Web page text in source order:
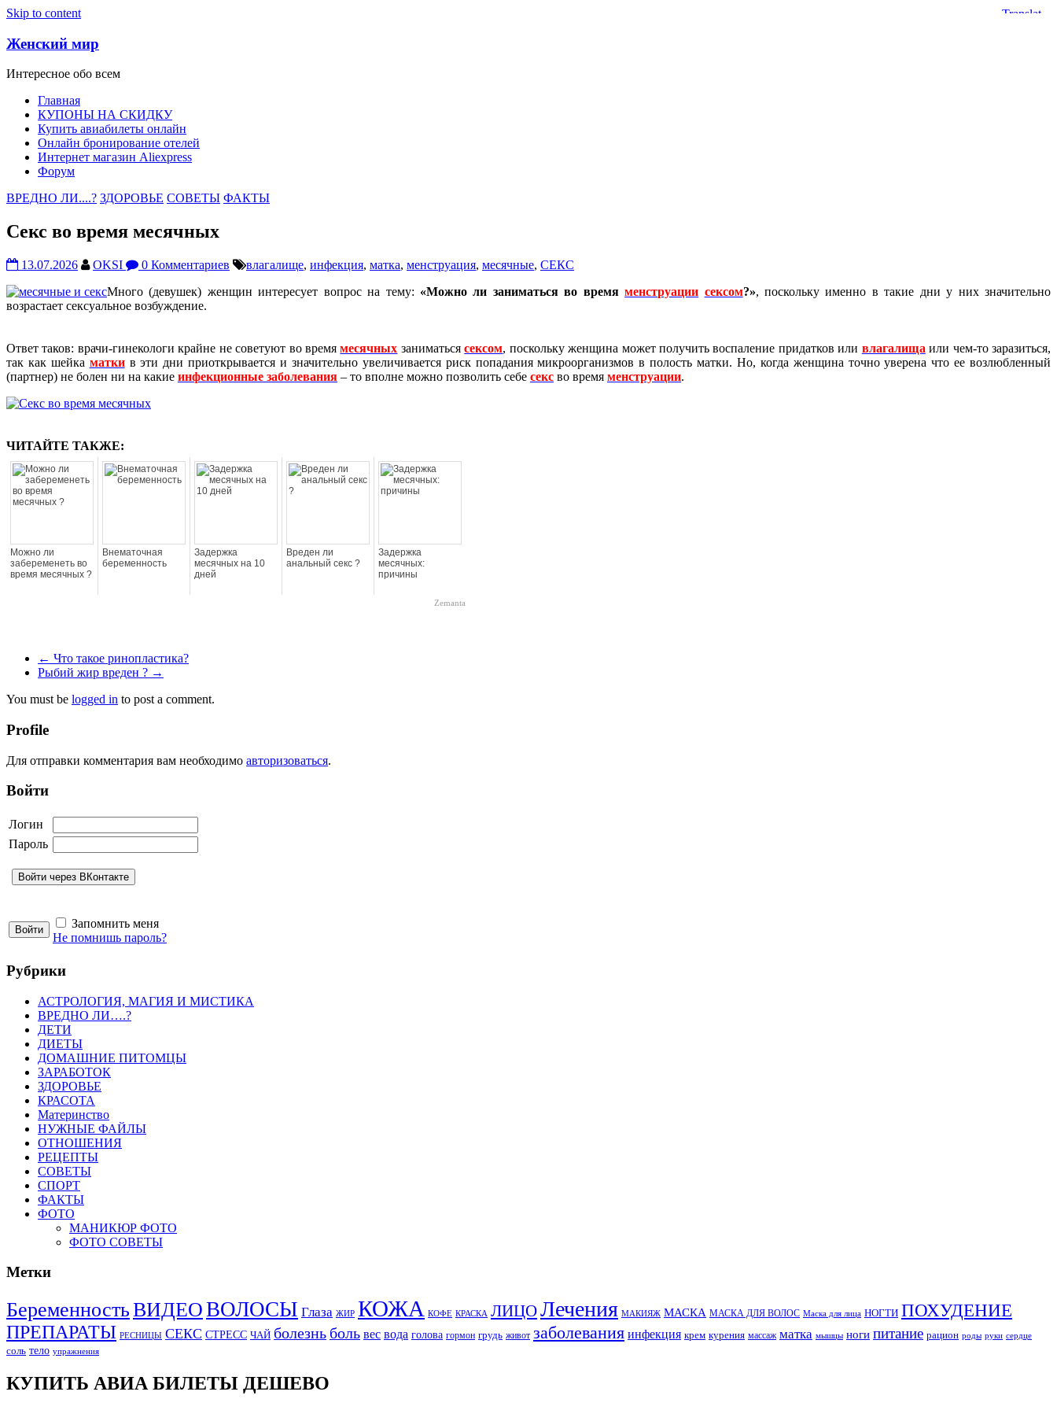
Skip to content
Женский мир
Интересное обо всем
Главная
КУПОНЫ НА СКИДКУ
Купить авиабилеты онлайн
Онлайн бронирование отелей
Интернет магазин Aliexpress
Форум
ВРЕДНО ЛИ....? ЗДОРОВЬЕ СОВЕТЫ ФАКТЫ
Секс во время месячных
13.07.2026 OKSI 0 Комментариев влагалище, инфекция, матка, менструация, месячные, СЕКС
Много (девушек) женщин интересует вопрос на тему: «Можно ли заниматься во времяменструации сексом?», поскольку именно в такие дни у них значительно
возрастает сексуальное возбуждение.
Ответ таков: врачи-гинекологи крайне не советуют во времямесячных заниматьсясексом, поскольку женщина может получить воспаление придатков или влагалища или чем-то заразиться,
так как шейка маткив эти дни приоткрывается и значительно увеличивается риск попадания микроорганизмов в полость матки. Но, когда женщина точно уверена что ее возлюбленный
(партнер) не болен ни на какие инфекционные заболевания – то вполне можно позволить себе секс во время менструации.
ЧИТАЙТЕ ТАКЖЕ:
Можно ли
забеременеть во
время месячных ?
Внематочная
беременность
Задержка
месячных на 10
дней
Вреден ли
анальный секс ?
Задержка
месячных:
причины
Zemanta
← Что такое ринопластика?
Рыбий жир вреден ? →
You must be logged in to post a comment.
Profile
Для отправки комментария вам необходимо авторизоваться.
Войти
Логин
Пароль
Запомнить меня
Не помнишь пароль?
Рубрики
АСТРОЛОГИЯ, МАГИЯ И МИСТИКА
ВРЕДНО ЛИ….?
ДЕТИ
ДИЕТЫ
ДОМАШНИЕ ПИТОМЦЫ
ЗАРАБОТОК
ЗДОРОВЬЕ
КРАСОТА
Материнство
НУЖНЫЕ ФАЙЛЫ
ОТНОШЕНИЯ
РЕЦЕПТЫ
СОВЕТЫ
СПОРТ
ФАКТЫ
ФОТО
МАНИКЮР ФОТО
ФОТО СОВЕТЫ
Метки
БеременностьВИДЕОВОЛОСЫ Глаза ЖИР КОЖА КОФЕ КРАСКА ЛИЦОЛечения МАКИЯЖ МАСКА МАСКА ДЛЯ ВОЛОС Маска для лица НОГТИ ПОХУДЕНИЕ
ПРЕПАРАТЫ РЕСНИЦЫ СЕКС СТРЕСС ЧАЙ болезнь боль вес вода голова гормон грудь живот заболевания инфекция крем курения массаж матка мышцы ноги питание рацион роды руки сердце
соль тело упражнения
КУПИТЬ АВИА БИЛЕТЫ ДЕШЕВО